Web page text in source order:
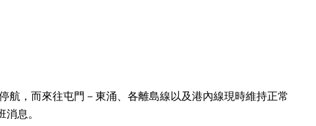
航，而來往屯門－東涌、各離島線以及港內線現時維持正常
息。